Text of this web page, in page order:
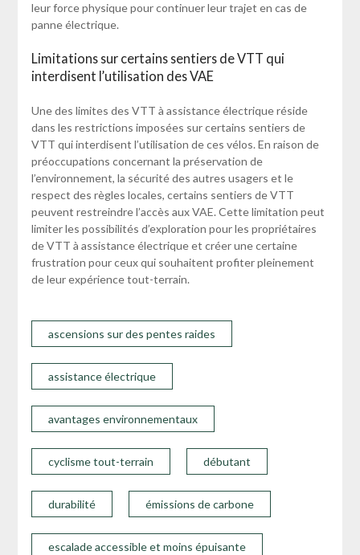
leur force physique pour continuer leur trajet en cas de
panne électrique.
Limitations sur certains sentiers de VTT qui
interdisent l’utilisation des VAE
Une des limites des VTT à assistance électrique réside
dans les restrictions imposées sur certains sentiers de
VTT qui interdisent l’utilisation de ces vélos. En raison de
préoccupations concernant la préservation de
l’environnement, la sécurité des autres usagers et le
respect des règles locales, certains sentiers de VTT
peuvent restreindre l’accès aux VAE. Cette limitation peut
limiter les possibilités d’exploration pour les propriétaires
de VTT à assistance électrique et créer une certaine
frustration pour ceux qui souhaitent profiter pleinement
de leur expérience tout-terrain.
ascensions sur des pentes raides
assistance électrique
avantages environnementaux
cyclisme tout-terrain débutant
durabilité émissions de carbone
escalade accessible et moins épuisante